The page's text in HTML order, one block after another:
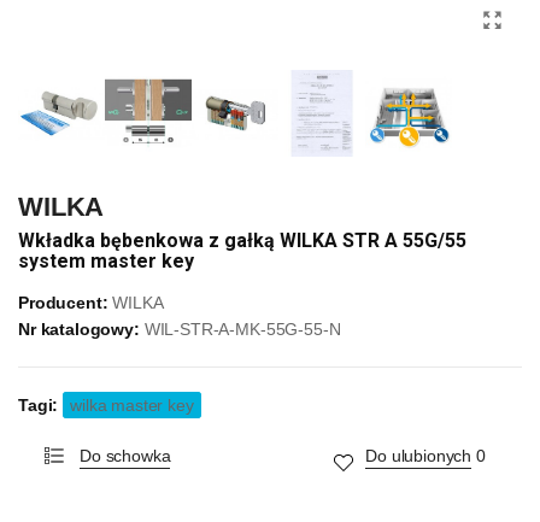
WILKA
Wkładka bębenkowa z gałką WILKA STR A 55G/55
system master key
Producent: WILKA
Nr katalogowy: WIL-STR-A-MK-55G-55-N
Tagi: wilka master key
Do schowka Do ulubionych 0